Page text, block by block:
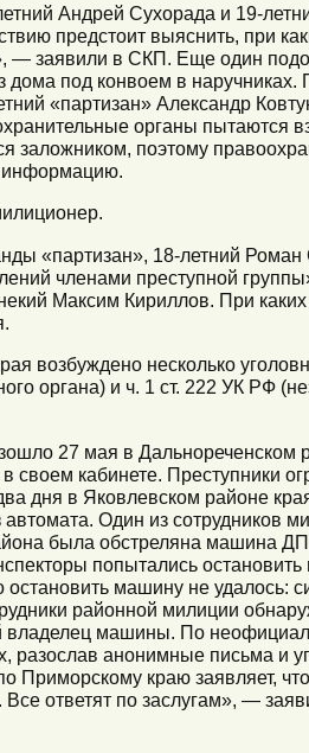
Андрей Сухорада и 19-
предстоит выяснить, при
— заявили в СКП. Еще один
под конвоем в наручниках.
«партизан» Александр
органы пытаются
заложником, поэтому
информацию.
«партизан», 18-летний
членами преступной
Максим Кириллов. При каких
возбуждено несколько
органа) и ч. 1 ст. 222 УК РФ
27 мая в Дальнореченском
кабинете. Преступники
дня в Яковлевском районе
Один из сотрудников
была обстреляна машина
попытались остановить
машину не удалось:
районной милиции
владелец машины. По
разослав анонимные письма и
Приморскому краю заявляет,
ответят по заслугам», —